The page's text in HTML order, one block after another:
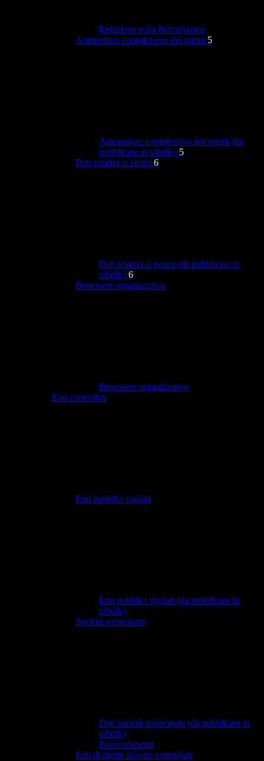
Relazione sulla Performance
Ammontare complessivo dei premi 5
Ammontare complessivo dei premi (da
pubblicare in tabelle) 5
Dati relativi ai premi 6
Dati relativi ai premi (da pubblicare in
tabelle) 6
Benessere organizzativo
Benessere organizzativo
Enti controllati
Enti pubblici vigilati
Enti pubblici vigilati (da pubblicare in
tabelle)
Società partecipate
Dati società partecipate (da pubblicare in
tabelle)
Provvedimenti
Enti di diritto privato controllati